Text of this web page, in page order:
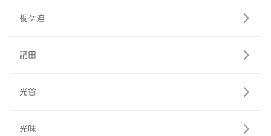
桐ケ迫
講田
光谷
光味